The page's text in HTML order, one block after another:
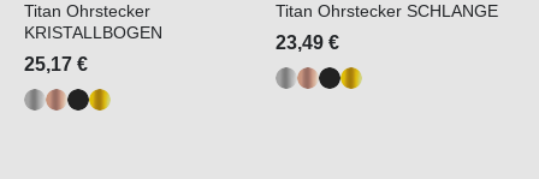
Titan Ohrstecker
KRISTALLBOGEN
25,17 €
Titan Ohrstecker SCHLANGE
23,49 €